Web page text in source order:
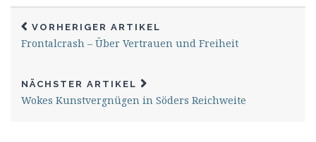
VORHERIGER ARTIKEL
Frontalcrash – Über Vertrauen und Freiheit
NÄCHSTER ARTIKEL
Wokes Kunstvergnügen in Söders Reichweite